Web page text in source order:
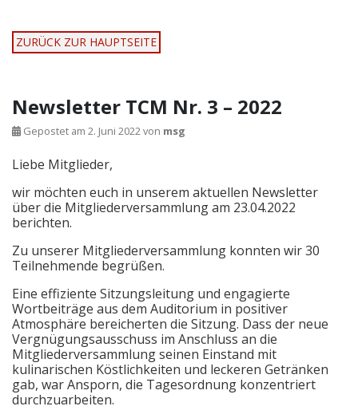
ZURÜCK ZUR HAUPTSEITE
Newsletter TCM Nr. 3 – 2022
Gepostet am 2. Juni 2022von msg
Liebe Mitglieder,
wir möchten euch in unserem aktuellen Newsletter
über die Mitgliederversammlung am 23.04.2022
berichten.
Zu unserer Mitgliederversammlung konnten wir 30
Teilnehmende begrüßen.
Eine effiziente Sitzungsleitung und engagierte
Wortbeiträge aus dem Auditorium in positiver
Atmosphäre bereicherten die Sitzung. Dass der neue
Vergnügungsausschuss im Anschluss an die
Mitgliederversammlung seinen Einstand mit
kulinarischen Köstlichkeiten und leckeren Getränken
gab, war Ansporn, die Tagesordnung konzentriert
durchzuarbeiten.